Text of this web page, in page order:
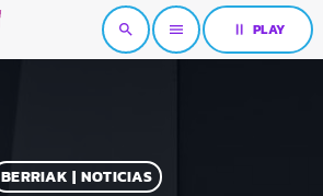
search menu pause PLAY
BERRIAK | NOTICIAS